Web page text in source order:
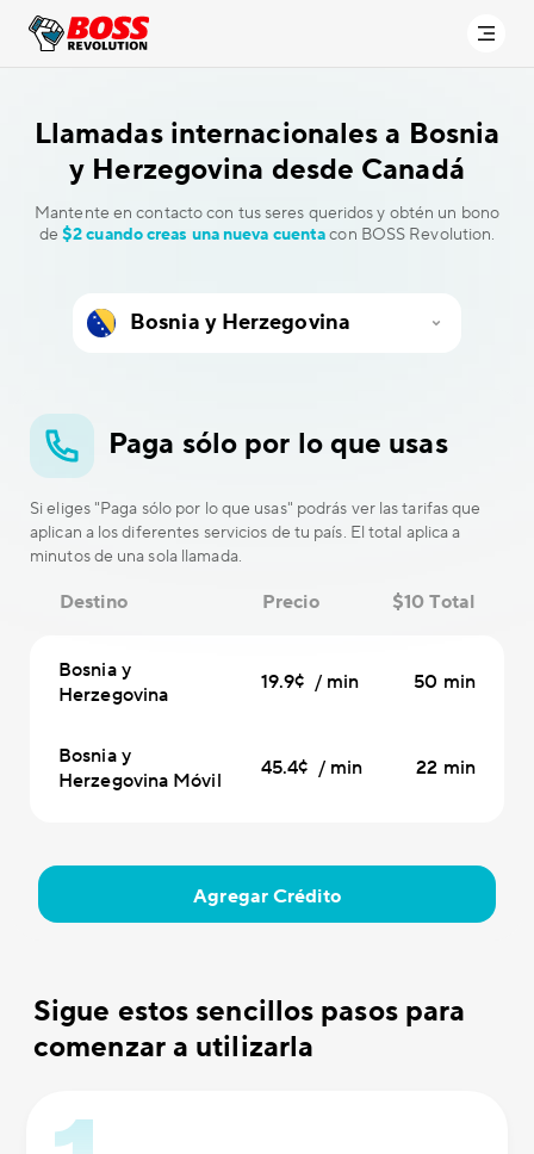
Llamadas internacionales a Bosnia
y Herzegovina desde Canadá
Mantente en contacto con tus seres queridos y obtén un bono
de $2 cuando creas una nueva cuentacon BOSS Revolution.
Paga sólo por lo que usas
Si eliges "Paga sólo por lo que usas" podrás ver las tarifas que
aplican a los diferentes servicios de tu país. El total aplica a
minutos de una sola llamada.
Destino Precio $10 Total
Bosnia y
Herzegovina
19.9¢ / min 50 min
Bosnia y
Herzegovina Móvil
45.4¢ / min 22 min
Agregar Crédito
Sigue estos sencillos pasos para
comenzar a utilizarla